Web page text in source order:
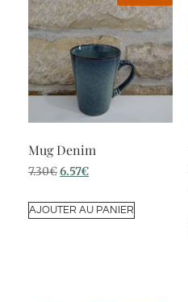
Mug Denim
7.30€6.57€
AJOUTER AU PANIER